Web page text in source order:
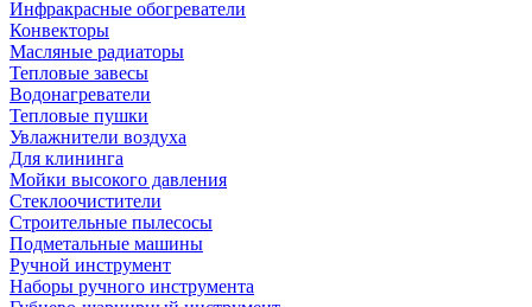
Инфракрасные обогреватели
Конвекторы
Масляные радиаторы
Тепловые завесы
Водонагреватели
Тепловые пушки
Увлажнители воздуха
Для клининга
Мойки высокого давления
Стеклоочистители
Строительные пылесосы
Подметальные машины
Ручной инструмент
Наборы ручного инструмента